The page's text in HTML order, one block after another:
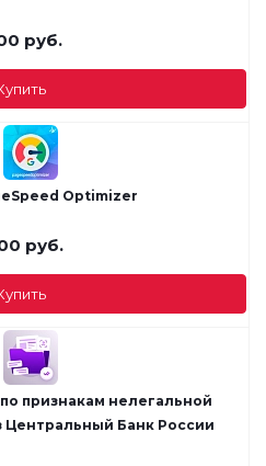
руб.
Optimizer
руб.
признакам нелегальной
Центральный Банк России